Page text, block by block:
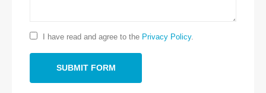
I have read and agree to the Privacy Policy.
0086-371-67169097
Whatsapp: +8618595618735